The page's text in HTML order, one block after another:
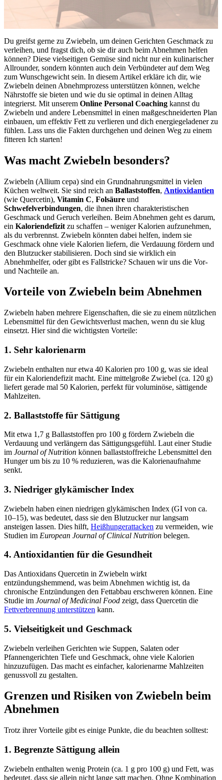
Du greifst gerne zu Zwiebeln, um deinen Gerichten Geschmack zu
verleihen, und fragst dich, ob sie dir auch beim Abnehmen helfen
können? Diese vielseitigen Gemüse sind nicht nur ein kulinarischer
Allrounder, sondern könnten auch dein Verbündeter auf dem Weg
zum Wunschgewicht sein. In diesem Artikel erkläre ich dir, wie
Zwiebeln deinen Abnehmprozess unterstützen können, welche
Nährstoffe sie bieten und wie du sie optimal in deinen Alltag
integrierst. Mit unserem Online Personal Coaching kannst du
Zwiebeln und andere Lebensmittel in einen maßgeschneiderten Plan
einbauen, um effektiv Fett zu verlieren und dich energiegeladener zu
fühlen. Lass uns die Fakten durchgehen und deinen Weg zu einem
fitteren Ich starten!
Was macht Zwiebeln besonders?
Zwiebeln (Allium cepa) sind ein Grundnahrungsmittel in vielen
Küchen weltweit. Sie sind reich an Ballaststoffen, Antioxidantien
(wie Quercetin), Vitamin C, Folsäure und
Schwefelverbindungen, die ihnen ihren charakteristischen
Geschmack und Geruch verleihen. Beim Abnehmen geht es darum,
ein Kaloriendefizit zu schaffen – weniger Kalorien aufzunehmen,
als du verbrennst. Zwiebeln könnten dabei helfen, indem sie
Geschmack ohne viele Kalorien liefern, die Verdauung fördern und
den Blutzucker stabilisieren. Doch sind sie wirklich ein
Abnehmhelfer, oder gibt es Fallstricke? Schauen wir uns die Vor-
und Nachteile an.
Vorteile von Zwiebeln beim Abnehmen
Zwiebeln haben mehrere Eigenschaften, die sie zu einem nützlichen
Lebensmittel für den Gewichtsverlust machen, wenn du sie klug
einsetzt. Hier sind die wichtigsten Vorteile:
1. Sehr kalorienarm
Zwiebeln enthalten nur etwa 40 Kalorien pro 100 g, was sie ideal
für ein Kaloriendefizit macht. Eine mittelgroße Zwiebel (ca. 120 g)
liefert gerade mal 50 Kalorien, perfekt für voluminöse, sättigende
Mahlzeiten.
2. Ballaststoffe für Sättigung
Mit etwa 1,7 g Ballaststoffen pro 100 g fördern Zwiebeln die
Verdauung und verlängern das Sättigungsgefühl. Laut einer Studie
im Journal of Nutrition können ballaststoffreiche Lebensmittel den
Hunger um bis zu 10 % reduzieren, was die Kalorienaufnahme
senkt.
3. Niedriger glykämischer Index
Zwiebeln haben einen niedrigen glykämischen Index (GI von ca.
10–15), was bedeutet, dass sie den Blutzucker nur langsam
ansteigen lassen. Dies hilft, Heißhungerattacken zu vermeiden, wie
Studien im European Journal of Clinical Nutrition belegen.
4. Antioxidantien für die Gesundheit
Das Antioxidans Quercetin in Zwiebeln wirkt
entzündungshemmend, was beim Abnehmen wichtig ist, da
chronische Entzündungen den Fettabbau erschweren können. Eine
Studie im Journal of Medicinal Food zeigt, dass Quercetin die
Fettverbrennung unterstützen kann.
5. Vielseitigkeit und Geschmack
Zwiebeln verleihen Gerichten wie Suppen, Salaten oder
Pfannengerichten Tiefe und Geschmack, ohne viele Kalorien
hinzuzufügen. Das macht es einfacher, kalorienarme Mahlzeiten
genussvoll zu gestalten.
Grenzen und Risiken von Zwiebeln beim
Abnehmen
Trotz ihrer Vorteile gibt es einige Punkte, die du beachten solltest:
1. Begrenzte Sättigung allein
Zwiebeln enthalten wenig Protein (ca. 1 g pro 100 g) und Fett, was
bedeutet, dass sie allein nicht lange satt machen. Ohne Kombination